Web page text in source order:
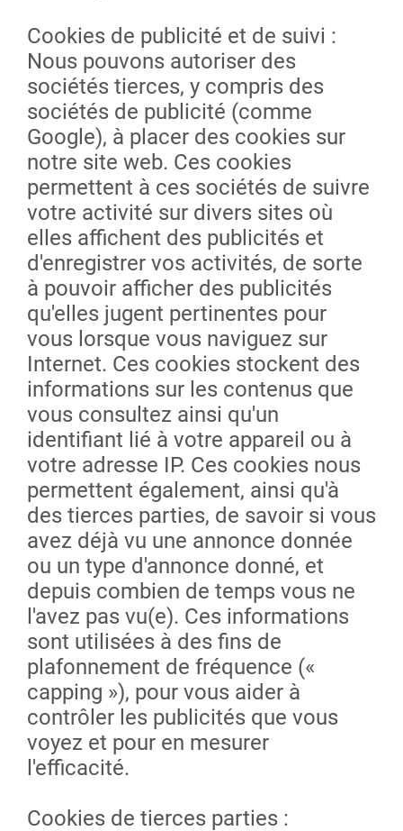
Cookies de publicité et de suivi :
Nous pouvons autoriser des
sociétés tierces, y compris des
sociétés de publicité (comme
Google), à placer des cookies sur
notre site web. Ces cookies
permettent à ces sociétés de suivre
votre activité sur divers sites où
elles affichent des publicités et
d'enregistrer vos activités, de sorte
à pouvoir afficher des publicités
qu'elles jugent pertinentes pour
vous lorsque vous naviguez sur
Internet. Ces cookies stockent des
informations sur les contenus que
vous consultez ainsi qu'un
identifiant lié à votre appareil ou à
votre adresse IP. Ces cookies nous
permettent également, ainsi qu'à
des tierces parties, de savoir si vous
avez déjà vu une annonce donnée
ou un type d'annonce donné, et
depuis combien de temps vous ne
l'avez pas vu(e). Ces informations
sont utilisées à des fins de
plafonnement de fréquence («
capping »), pour vous aider à
contrôler les publicités que vous
voyez et pour en mesurer
l'efficacité.
Cookies de tierces parties :